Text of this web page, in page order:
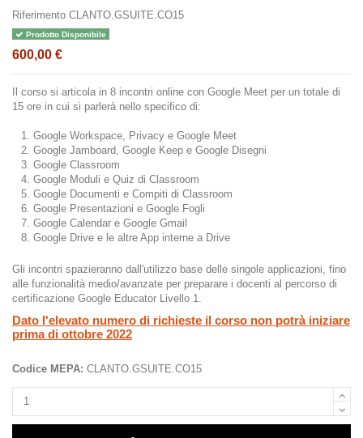
Riferimento CLANTO.GSUITE.CO15
Prodotto Disponibile
600,00 €
Il corso si articola in 8 incontri online con Google Meet per un totale di
15 ore in cui si parlerà nello specifico di:
Google Workspace, Privacy e Google Meet
Google Jamboard, Google Keep e Google Disegni
Google Classroom
Google Moduli e Quiz di Classroom
Google Documenti e Compiti di Classroom
Google Presentazioni e Google Fogli
Google Calendar e Google Gmail
Google Drive e le altre App interne a Drive
Gli incontri spazieranno dall'utilizzo base delle singole applicazioni, fino
alle funzionalità medio/avanzate per preparare i docenti al percorso di
certificazione Google Educator Livello 1.
Dato l'elevato numero di richieste il corso non potrà iniziare
prima di ottobre 2022
Codice MEPA: CLANTO.GSUITE.CO15